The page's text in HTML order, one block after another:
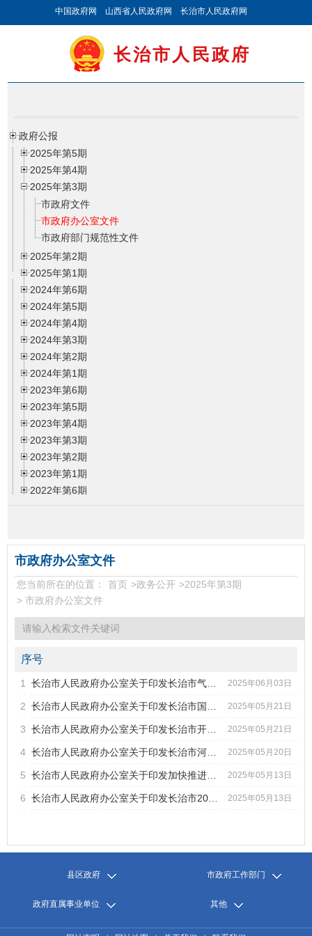
中国政府网 山西省人民政府网 长治市人民政府网
长治市人民政府
政府公报
2025年第5期
2025年第4期
2025年第3期
市政府文件
市政府办公室文件
市政府部门规范性文件
2025年第2期
2025年第1期
2024年第6期
2024年第5期
2024年第4期
2024年第3期
2024年第2期
2024年第1期
2023年第6期
2023年第5期
2023年第4期
2023年第3期
2023年第2期
2023年第1期
2022年第6期
2022年第2期
2022年第1期
2021年第6期
2021年第5期
2021年第4期
2021年第3期
2021年第2期
2020年第6期
2020年第5期
2020年第4期
2020年第2期
2020年第1期
市政府办公室文件
您当前所在的位置： 首页 >政务公开 >2025年第3期
> 市政府办公室文件
序号
标题
发文字号 发布日期
1 2025年06月03日
2 2025年05月21日
3 2025年05月21日
4 2025年05月20日
5 2025年05月13日
6 2025年05月13日
县区政府 市政府工作部门
政府直属事业单位 其他